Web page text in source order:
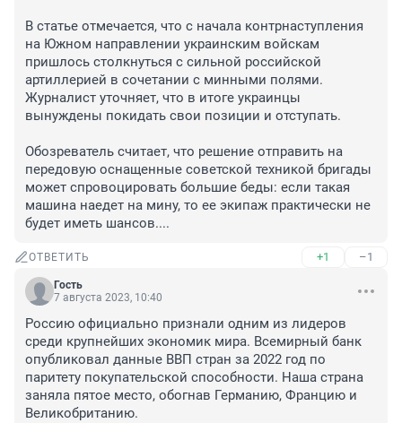
В статье отмечается, что с начала контрнаступления
на Южном направлении украинским войскам
пришлось столкнуться с сильной российской
артиллерией в сочетании с минными полями.
Журналист уточняет, что в итоге украинцы
вынуждены покидать свои позиции и отступать.
Обозреватель считает, что решение отправить на
передовую оснащенные советской техникой бригады
может спровоцировать большие беды: если такая
машина наедет на мину, то ее экипаж практически не
будет иметь шансов....
ОТВЕТИТЬ +1 –1
Гость
7 августа 2023, 10:40
Россию официально признали одним из лидеров
среди крупнейших экономик мира. Всемирный банк
опубликовал данные ВВП стран за 2022 год по
паритету покупательской способности. Наша страна
заняла пятое место, обогнав Германию, Францию и
Великобританию.